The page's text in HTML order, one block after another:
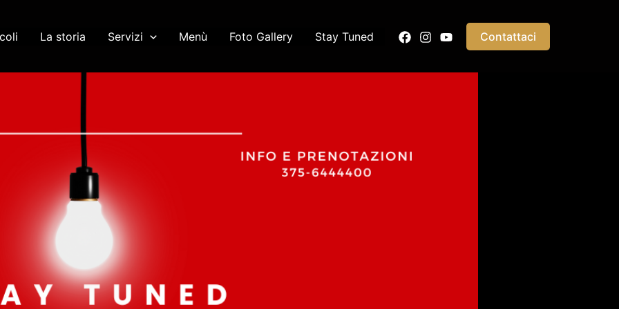
La storia Servizi Menù Foto Gallery Stay Tuned Contattaci